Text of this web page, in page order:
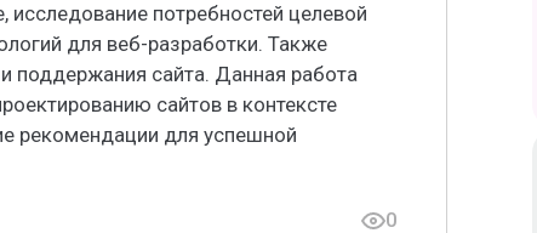
потребностей целевой
для веб-разработки. Также
поддержания сайта. Данная работа
сайтов в контексте
рекомендации для успешной
0